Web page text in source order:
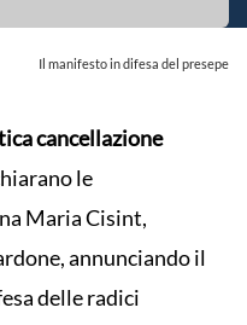
Il manifesto in difesa del presepe
cancellazione
le
Maria Cisint,
annunciando il
delle radici